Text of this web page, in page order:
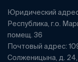
Юридический
Республика, г.о.
помещ. 36
Почтовый адрес:
Солженицына, д. 24,